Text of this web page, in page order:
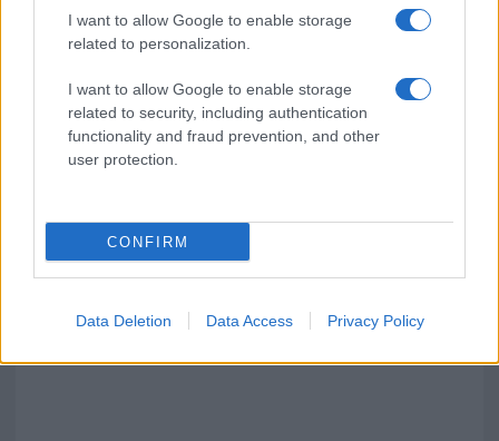
I want to allow Google to enable storage
related to personalization.
I want to allow Google to enable storage
related to security, including authentication
functionality and fraud prevention, and other
user protection.
CONFIRM
Data Deletion Data Access Privacy Policy